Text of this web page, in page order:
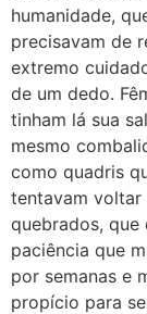
humanidade,
precisavam de
extremo
de um dedo.
tinham lá sua
mesmo
como quadris
tentavam
quebrados,
paciência que
por semanas e
propício para